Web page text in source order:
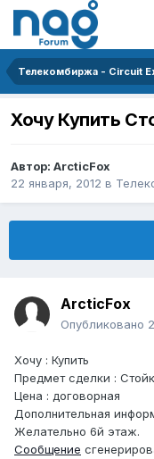
Телекомбиржа - Circuit
Хочу Купить
Автор: ArcticFox
22 января, 2012 в
ArcticFox
Опубликовано
Хочу : Купить
Предмет сделки :
Цена : договорная
Дополнительная
Желательно 6й этаж.
Сообщение